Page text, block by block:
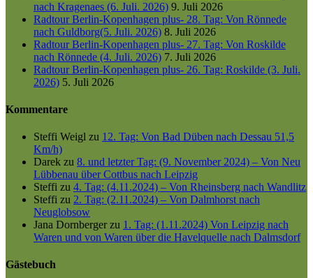
nach Kragenaes (6. Juli. 2026) 9. Juli 2026
Radtour Berlin-Kopenhagen plus- 28. Tag: Von Rönnede
nach Guldborg(5. Juli. 2026) 8. Juli 2026
Radtour Berlin-Kopenhagen plus- 27. Tag: Von Roskilde
nach Rönnede (4. Juli. 2026) 7. Juli 2026
Radtour Berlin-Kopenhagen plus- 26. Tag: Roskilde (3. Juli.
2026) 5. Juli 2026
Kommentare
Steffi Weigl zu 12. Tag: Von Bad Düben nach Dessau 51,5
Km/h)
Darek zu 8. und letzter Tag: (9. November 2024) – Von Neu
Lübbenau über Cottbus nach Leipzig
Steffi zu 4. Tag: (4.11.2024) – Von Rheinsberg nach Wandlitz
Steffi zu 2. Tag: (2.11.2024) – Von Dalmhorst nach
Neuglobsow
Jana Dornbergerzu 1. Tag: (1.11.2024) Von Leipzig nach
Waren und von Waren über die Havelquelle nach Dalmsdorf
Gästebuch